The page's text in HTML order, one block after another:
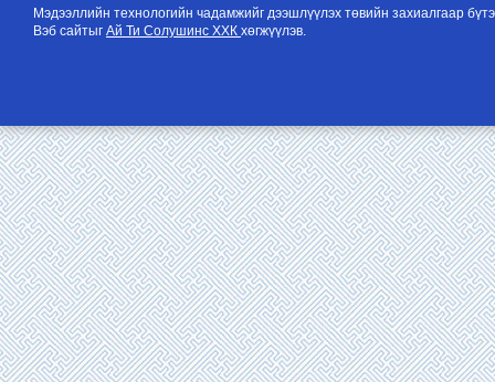
Мэдээллийн технологийн чадамжийг дээшлүүлэх төвийн захиалгаар
Вэб сайтыг Ай Ти Солушинс ХХК хөгжүүлэв.